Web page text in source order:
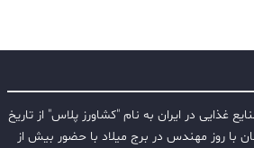
غذایی در ایران به نام "کشاورز پلاس" از تاریخ
ماه ۱۳۹۷ همزمان با روز مهندس در برج میلاد با حضور بیش از